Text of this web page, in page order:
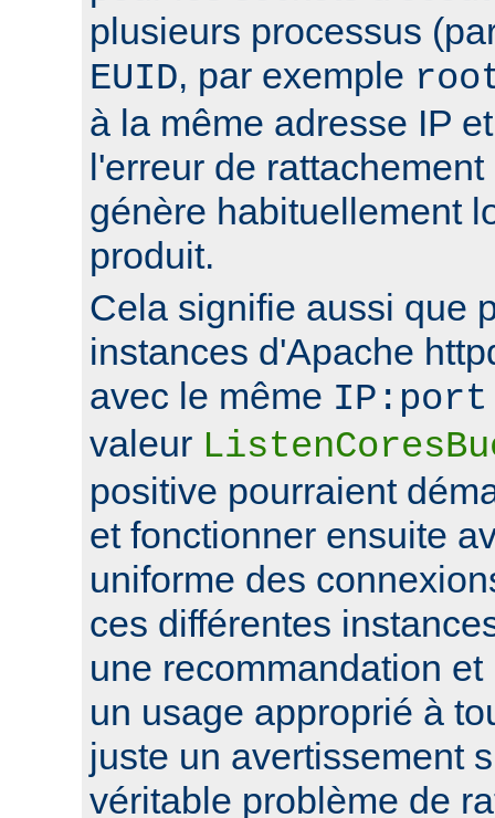
plusieurs processus
EUID, par exemple
à la même adresse IP
l'erreur de
génère habituellement
produit.
Cela signifie aussi que
instances d'Apache
avec le même IP:port
valeur
positive pourraient
et fonctionner ensuite
uniforme des
ces différentes
une recommandation
un usage approprié à
juste un avertissement
véritable problème de